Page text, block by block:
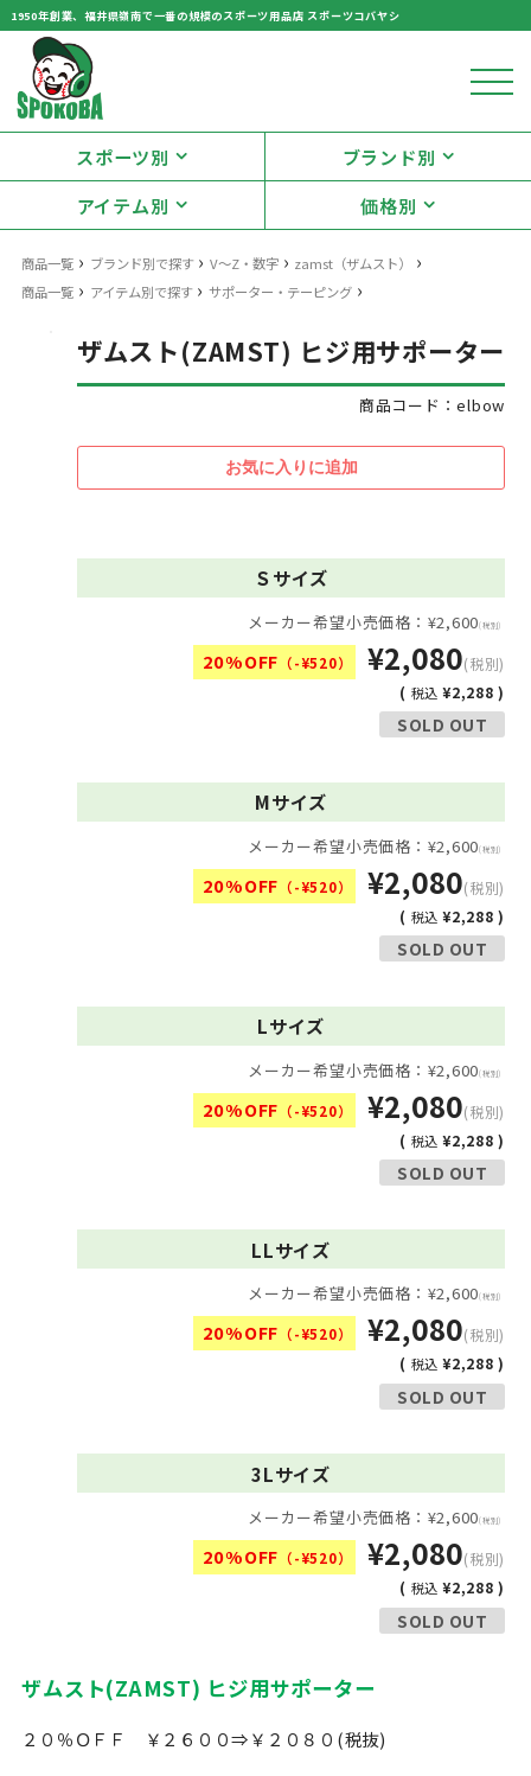
1950年創業、福井県嶺南で一番の規模のスポーツ用品店 スポーツコバヤシ
スポーツ別
ブランド別
アイテム別
価格別
商品一覧 › ブランド別で探す› V〜Z・数字› zamst（ザムスト） ›
商品一覧 › アイテム別で探す› サポーター・テーピング›
ザムスト(ZAMST) ヒジ用サポーター
商品コード：elbow
Ｓサイズ
メーカー希望小売価格：¥2,600(税別)
20%OFF （-¥520） ¥2,080(税別)
( 税込 ¥2,288 )
SOLD OUT
Mサイズ
メーカー希望小売価格：¥2,600(税別)
20%OFF （-¥520） ¥2,080(税別)
( 税込 ¥2,288 )
SOLD OUT
Lサイズ
メーカー希望小売価格：¥2,600(税別)
20%OFF （-¥520） ¥2,080(税別)
( 税込 ¥2,288 )
SOLD OUT
LLサイズ
メーカー希望小売価格：¥2,600(税別)
20%OFF （-¥520） ¥2,080(税別)
( 税込 ¥2,288 )
SOLD OUT
3Lサイズ
メーカー希望小売価格：¥2,600(税別)
20%OFF （-¥520） ¥2,080(税別)
( 税込 ¥2,288 )
SOLD OUT
ザムスト(ZAMST) ヒジ用サポーター
２０％ＯＦＦ ￥２６００⇒￥２０８０(税抜)